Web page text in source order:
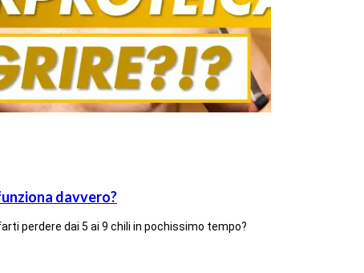
davvero?
perdere dai 5 ai 9 chili in pochissimo tempo?